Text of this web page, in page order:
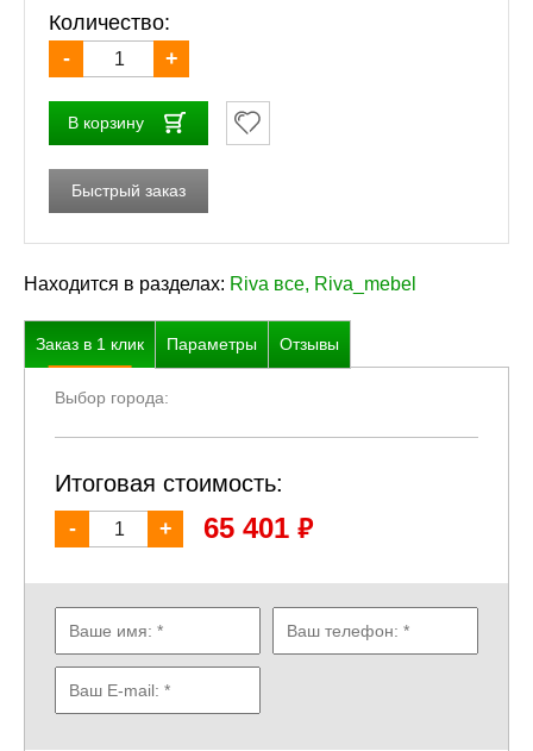
Количество:
-
+
В корзину
Быстрый заказ
Находится в разделах: Riva все, Riva_mebel
Заказ в 1 клик Параметры Отзывы
Выбор города:
Итоговая стоимость:
- + 65 401 ₽